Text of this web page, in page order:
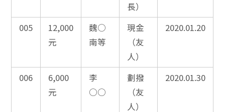
長）
005
12,000
元
魏○
南等
現金
（友
人）
2020.01.20
006
6,000
元
李
○○
劃撥
（友
人）
2020.01.30